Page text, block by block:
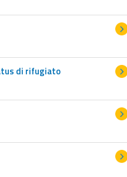
di rifugiato